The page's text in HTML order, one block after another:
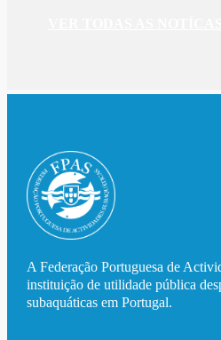
A Federação Portuguesa de
instituição de utilidade pública
subaquáticas em Portugal.